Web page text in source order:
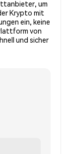
um
Krypto mit
ein, keine
von
und sicher